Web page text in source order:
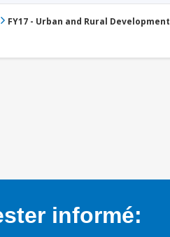
FY17 - Urban and Rural Development
informé: